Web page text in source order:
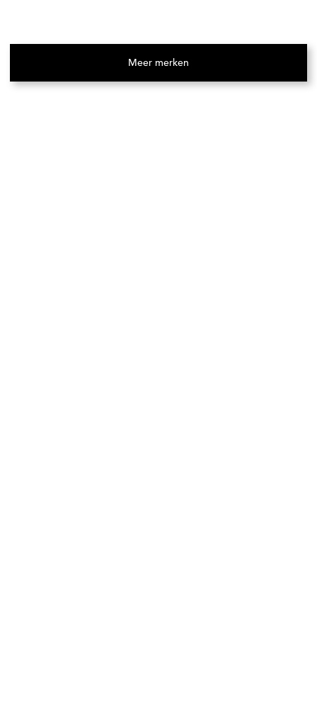
Meer merken(Opent in een nieuw tabblad)